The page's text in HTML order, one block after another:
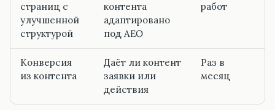
страниц с
улучшенной
структурой
контента
адаптировано
под AEO
работ
Конверсия
из контента
Даёт ли контент
заявки или
действия
Раз в
месяц